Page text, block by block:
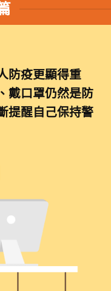
防疫更顯得重
戴口罩仍然是防
提醒自己保持警